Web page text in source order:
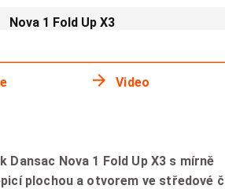
Nova 1 Fold Up X3
Video
Nova 1 Fold Up X3 s mírně
plochou a otvorem ve středové